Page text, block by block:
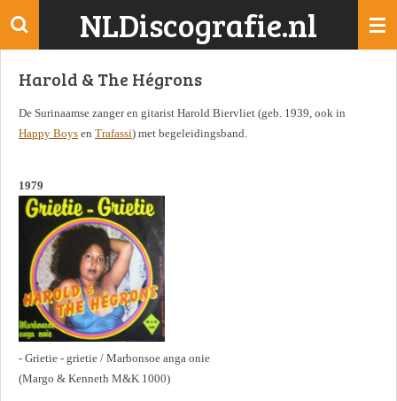
Ga
de
NLDiscografie.nl
Harold & The Hégrons
De Surinaamse zanger en gitarist Harold Biervliet (geb. 1939, ook in
Happy Boys en Trafassi) met begeleidingsband.
1979
- Grietie - grietie / Marbonsoe anga onie
(Margo & Kenneth M&K 1000)